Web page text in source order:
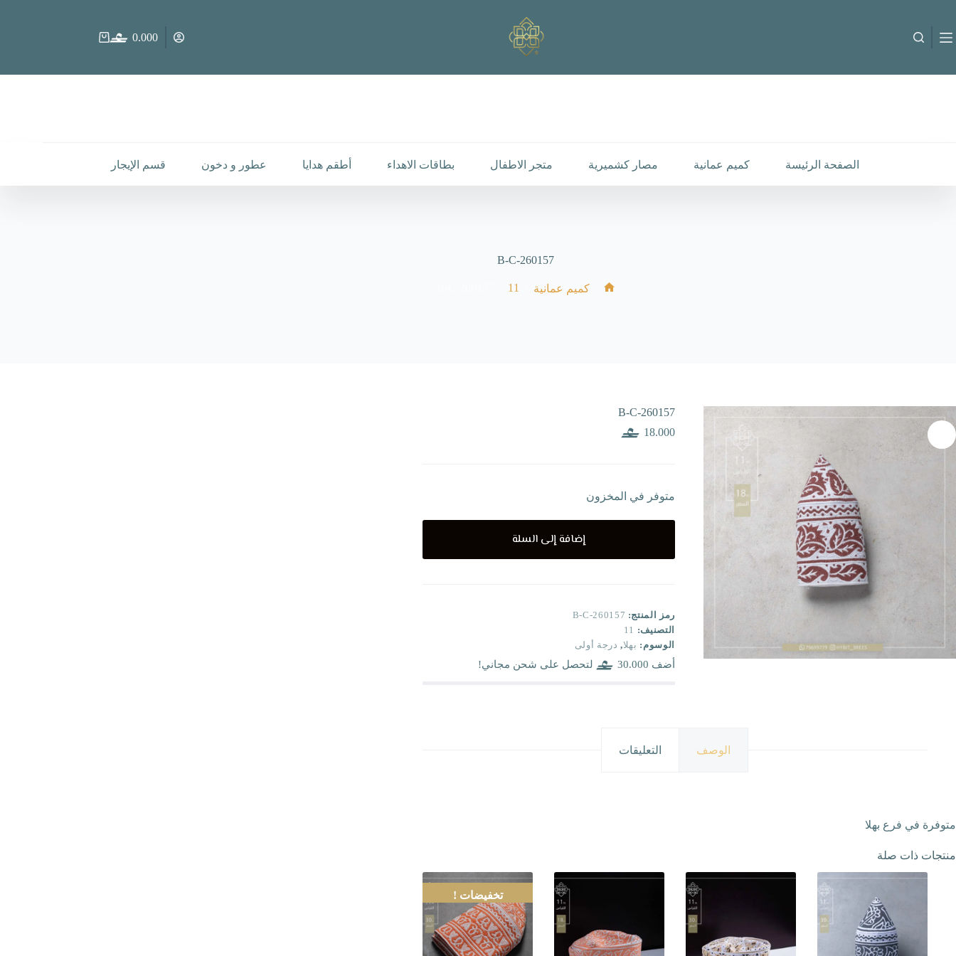
المحتوىB-C-260157
عربة
0.000
الصفحة الرئيسة كميم عمانية مصار كشميرية متجر الاطفال بطاقات الاهداء أطقم هدايا عطور و دخون قسم الإيجار
B-C-260157
كميم عمانية 11
B-C-260157
18.000
متوفر في المخزون
إضافة إلى السلة
رمز المنتج: B-C-260157
التصنيف: 11
الوسوم: بهلا, درجة أولى
أضف 30.000 لتحصل على شحن مجاني!
الوصف التعليقات
متوفرة في فرع بهلا
منتجات ذات صلة
تخفيضات !